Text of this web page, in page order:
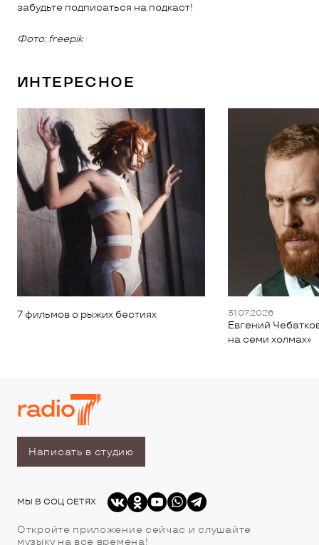
забудьте подписаться на подкаст!
Фото:freepik
ИНТЕРЕСНОЕ
7 фильмов о рыжих бестиях 31.07.2026
Евгений
на семи холмах»
Написать в студию
МЫ В СОЦ СЕТЯХ
Откройте приложение сейчас и слушайте
музыку на все времена!